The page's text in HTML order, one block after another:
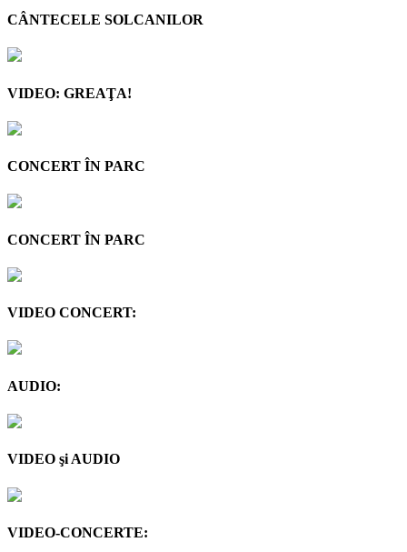
CÂNTECELE SOLCANILOR
VIDEO: GREAŢA!
CONCERT ÎN PARC
CONCERT ÎN PARC
VIDEO CONCERT:
AUDIO:
VIDEO şi AUDIO
VIDEO-CONCERTE: